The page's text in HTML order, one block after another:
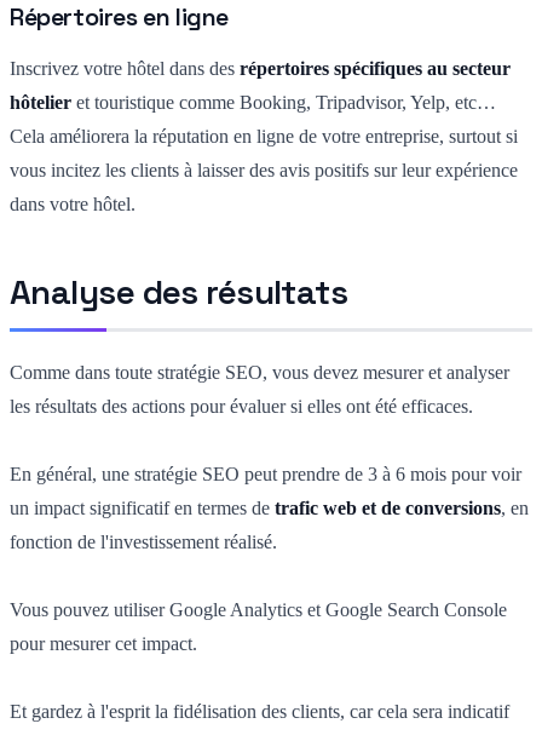
Répertoires en ligne
Inscrivez votre hôtel dans des répertoires spécifiques au secteur
hôtelier et touristique comme Booking, Tripadvisor, Yelp, etc…
Cela améliorera la réputation en ligne de votre entreprise, surtout si
vous incitez les clients à laisser des avis positifs sur leur expérience
dans votre hôtel.
Analyse des résultats
Comme dans toute stratégie SEO, vous devez mesurer et analyser
les résultats des actions pour évaluer si elles ont été efficaces.
En général, une stratégie SEO peut prendre de 3 à 6 mois pour voir
un impact significatif en termes de trafic web et de conversions, en
fonction de l'investissement réalisé.
Vous pouvez utiliser Google Analytics et Google Search Console
pour mesurer cet impact.
Et gardez à l'esprit la fidélisation des clients, car cela sera indicatif